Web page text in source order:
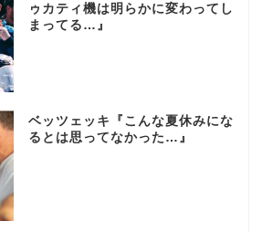
ゥカティ機は明らかに変わってし
まってる…』
ベッツェッキ『こんな夏休みにな
るとは思ってなかった…』